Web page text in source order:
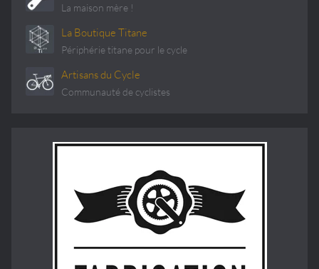
La maison mère !
La Boutique Titane
Périphérie titane pour le cycle
Artisans du Cycle
Communauté de cyclistes